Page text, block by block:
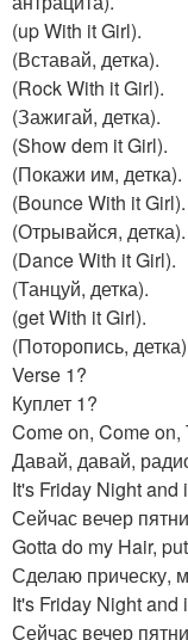
(up With it Girl).
(Вставай, детка).
(Rock With it Girl).
(Зажигай, детка).
(Show dem it Girl).
(Покажи им, детка).
(Bounce With it Girl).
(Отрывайся, детка).
(Dance With it Girl).
(Танцуй, детка).
(get With it Girl).
(Поторопись,
Verse 1?
Куплет 1?
Come on, Come
Давай, давай,
It's Friday Night and
Сейчас вечер
Gotta do my Hair,
Сделаю прическу,
It's Friday Night and
Сейчас вечер